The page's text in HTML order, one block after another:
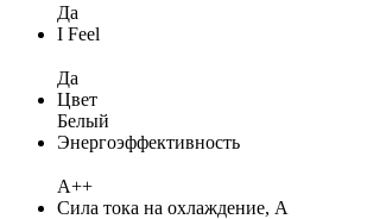
Да
I Feel
Да
Цвет
Белый
Энергоэффективность
A++
Сила тока на охлаждение, А